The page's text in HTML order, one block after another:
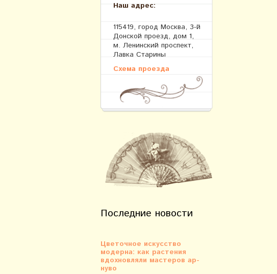
Наш адрес:
115419, город Москва, 3-й
Донской проезд, дом 1,
м. Ленинский проспект,
Лавка Старины
Схема проезда
Последние новости
Цветочное искусство
модерна: как растения
вдохновляли мастеров ар-
нуво